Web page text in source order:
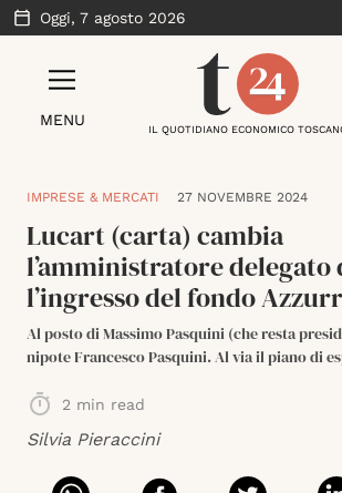
Oggi, 7 agosto 2026
MENU
IL QUOTIDIANO ECONOMICO
IMPRESE & MERCATI 27 NOVEMBRE 2024
Lucart (carta) cambia
l’amministratore delegato
l’ingresso del fondo
Al posto di Massimo Pasquini (che resta
nipote Francesco Pasquini. Al via il piano di
2 min read
Silvia Pieraccini